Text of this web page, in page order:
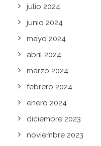
julio 2024
junio 2024
mayo 2024
abril 2024
marzo 2024
febrero 2024
enero 2024
diciembre 2023
noviembre 2023